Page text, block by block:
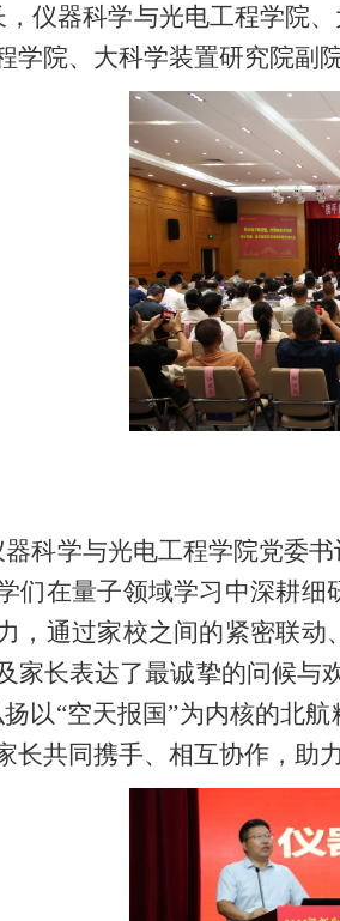
，仪器科学与光电工程学院
学院、大科学装置研究院副
科学与光电工程学院党委
们在量子领域学习中深耕
，通过家校之间的紧密联
家长表达了最诚挚的问候与
以“空天报国”为内核的北
长共同携手、相互协作，助